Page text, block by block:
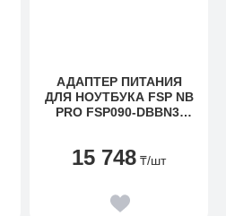
АДАПТЕР ПИТАНИЯ
ДЛЯ НОУТБУКА FSP NB
PRO FSP090-DBBN3,
15 748 ₸/шт